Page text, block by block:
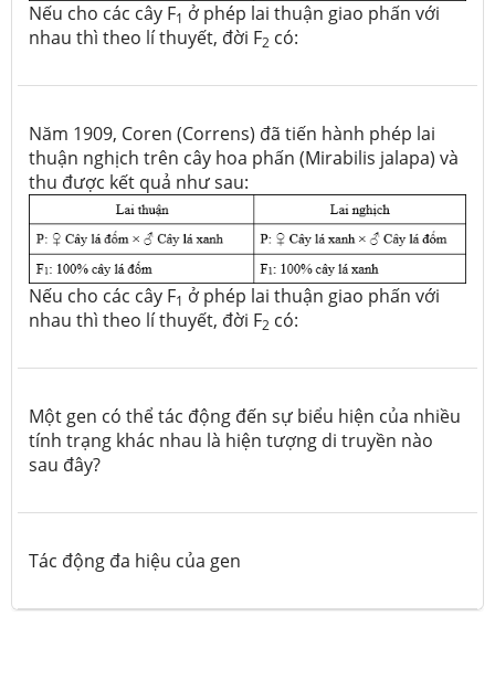
Nếu cho các cây F1 ở phép lai thuận giao phấn với
nhau thì theo lí thuyết, đời F2 có:
Năm 1909, Coren (Correns) đã tiến hành phép lai
thuận nghịch trên cây hoa phấn (Mirabilis jalapa) và
thu được kết quả như sau:
Nếu cho các cây F1 ở phép lai thuận giao phấn với
nhau thì theo lí thuyết, đời F2 có:
Một gen có thể tác động đến sự biểu hiện của nhiều
tính trạng khác nhau là hiện tượng di truyền nào
sau đây?
Tác động đa hiệu của gen